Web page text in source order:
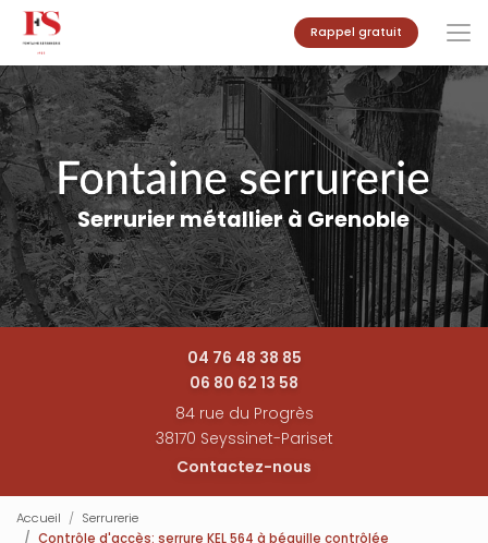
Aller
contenu
principal
Rappel gratuit
Serrurier métallier à Grenoble
04 76 48 38 85
06 80 62 13 58
84 rue du Progrès
38170 Seyssinet-Pariset
Contactez-nous
Accueil
Serrurerie
Contrôle d'accès: serrure KEL 564 à béquille contrôlée